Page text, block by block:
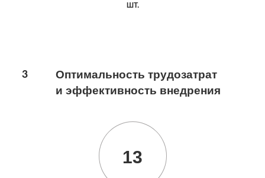
ШТ.
3
Оптимальность трудозатрат
и эффективность внедрения
13